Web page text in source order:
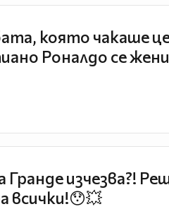
която чакаше
Роналдо се
Гранде изчезва?!
всички!😯💥